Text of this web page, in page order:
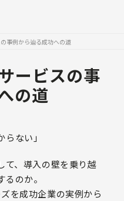
事例から辿る成功への道
ービスの事
の道
らない」
て、導入の壁を乗り越
のか。
を成功企業の実例から